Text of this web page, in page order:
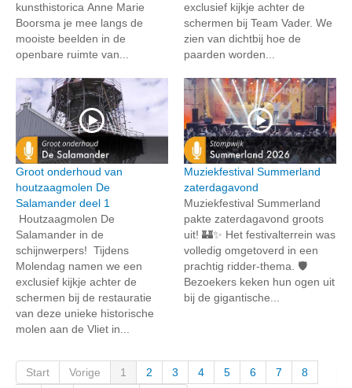
kunsthistorica Anne Marie
Boorsma je mee langs de
mooiste beelden in de
openbare ruimte van...
exclusief kijkje achter de
schermen bij Team Vader. We
zien van dichtbij hoe de
paarden worden...
Groot onderhoud van
houtzaagmolen De
Salamander deel 1
Houtzaagmolen De
Salamander in de
schijnwerpers! Tijdens
Molendag namen we een
exclusief kijkje achter de
schermen bij de restauratie
van deze unieke historische
molen aan de Vliet in...
Muziekfestival Summerland
zaterdagavond
Muziekfestival Summerland
pakte zaterdagavond groots
uit! 🏰✨ Het festivalterrein was
volledig omgetoverd in een
prachtig ridder-thema. 🛡️
Bezoekers keken hun ogen uit
bij de gigantische...
Start Vorige 1 2 3 4 5 6 7
8